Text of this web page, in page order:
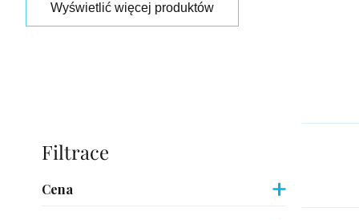
Wyświetlić więcej produktów
Pasek
boczny
Cena